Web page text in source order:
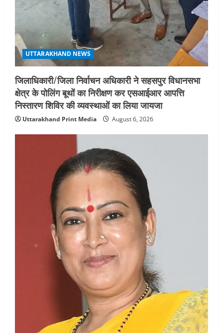
August 4, 2026
UTTARAKHAND NEWS
जिलाधिकारी/जिला निर्वाचन अधिकारी ने सहसपुर विधानसभा
क्षेत्र के पोलिंग बूथों का निरीक्षण कर एसआईआर आपत्ति
निस्तारण शिविर की व्यवस्थाओं का लिया जायजा
Uttarakhand Print Media August 6, 2026